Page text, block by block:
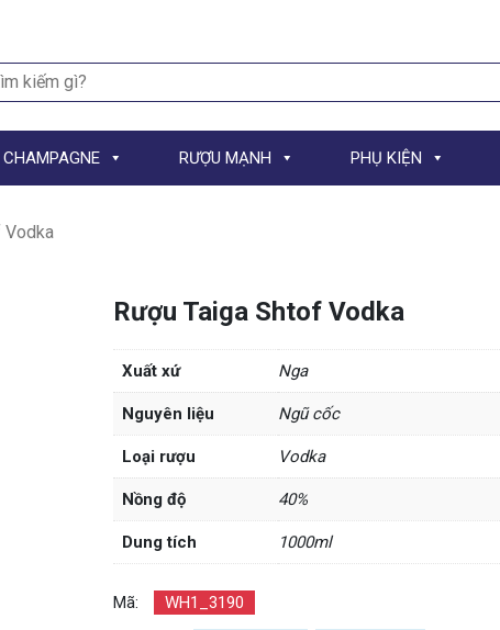
CHAMPAGNE RƯỢU MẠNH PHỤ KIỆN
Vodka
Rượu Taiga Shtof Vodka
Xuất xứ Nga
Nguyên liệu Ngũ cốc
Loại rượu Vodka
Nồng độ 40%
Dung tích 1000ml
Mã: WH1_3190